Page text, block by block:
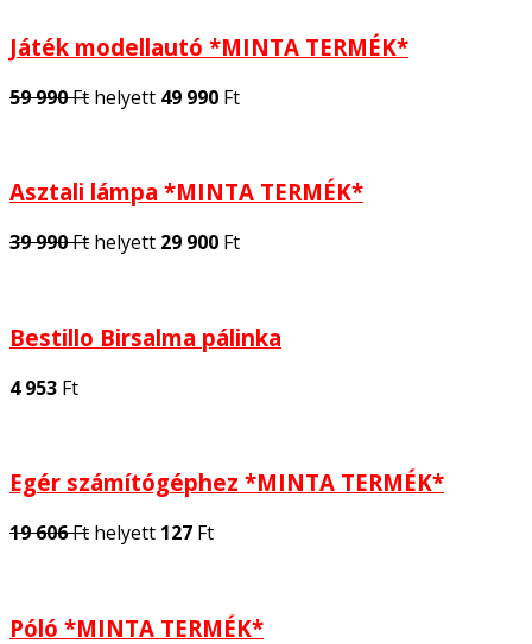
Játék modellautó *MINTA TERMÉK*
59 990Ft helyett 49 990 Ft
Asztali lámpa *MINTA TERMÉK*
39 990Ft helyett 29 900 Ft
Bestillo Birsalma pálinka
4 953 Ft
Egér számítógéphez *MINTA TERMÉK*
19 606Ft helyett 127 Ft
Póló *MINTA TERMÉK*